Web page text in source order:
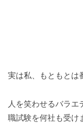
実は私、もともとは
人を笑わせるバラ
職試験を何社も受け